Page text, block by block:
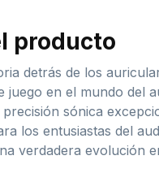
producto
detrás de los
juego en el mundo del
sónica
los entusiastas del
verdadera evolución